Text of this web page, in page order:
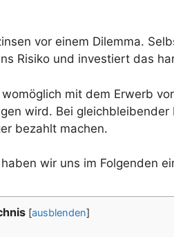
vor einem Dilemma.
Risiko und investiert das
mit dem Erwerb
wird. Bei
bezahlt machen.
wir uns im Folgenden
[ausblenden]